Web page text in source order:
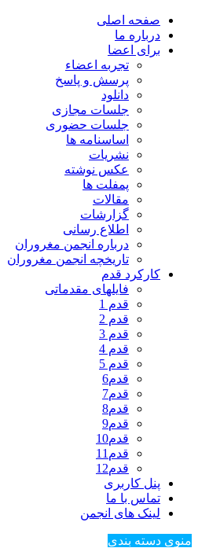
صفحه اصلی
درباره ما
برای اعضا
تجربه اعضاء
پرسش و پاسخ
دانلود
جلسات مجازی
جلسات حضوری
اساسنامه ها
نشریات
عکس نوشته
پمفلت ها
مقالات
گزارشات
اطلاع رسانی
درباره انجمن مغروران
تاریخچه انجمن مغروران
کارکرد قدم
فایلهای مقدماتی
قدم 1
قدم 2
قدم 3
قدم 4
قدم 5
قدم6
قدم7
قدم8
قدم9
قدم10
قدم11
قدم12
پنل کاربری
تماس با ما
لینک های انجمن
منوی دسته بندی